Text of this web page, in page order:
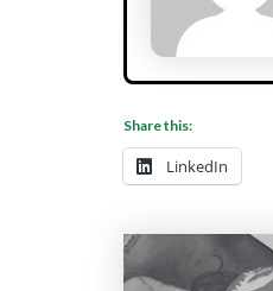
Share this:
LinkedIn